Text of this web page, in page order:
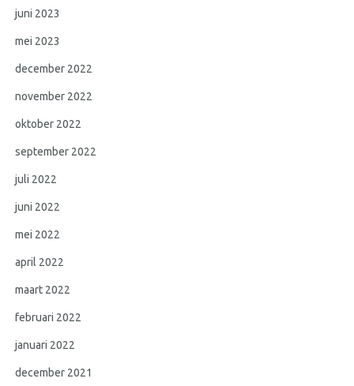
juni 2023
mei 2023
december 2022
november 2022
oktober 2022
september 2022
juli 2022
juni 2022
mei 2022
april 2022
maart 2022
februari 2022
januari 2022
december 2021